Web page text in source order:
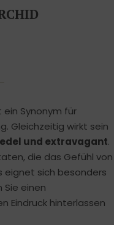
ein Synonym für
Gleichzeitig wirkt sein
und extravagant.
die das Gefühl von
eignet sich besonders
Sie einen
Eindruck hinterlassen